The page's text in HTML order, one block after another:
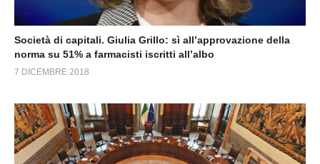
Società di capitali. Giulia Grillo: sì all’approvazione della
norma su 51% a farmacisti iscritti all’albo
7 DICEMBRE 2018